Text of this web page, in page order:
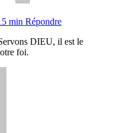
min Répondre
DIEU, il est le
foi.